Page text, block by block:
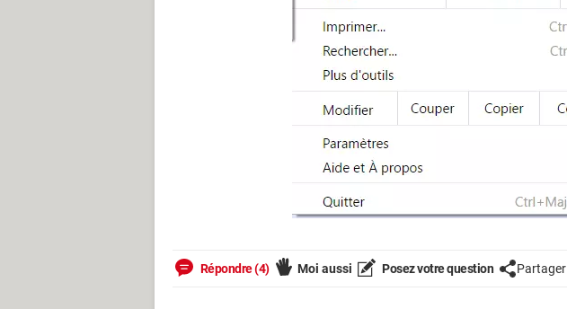
Répondre (4) Moi aussi Posez votre question Partager